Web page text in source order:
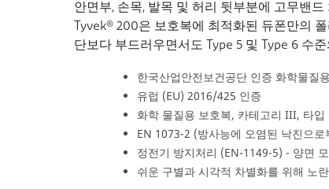
안면부, 손목, 발목 및 허리 뒷부분에 고무밴드
Tyvek® 200은 보호복에 최적화된 듀폰만의
단보다 부드러우면서도 Type 5 및 Type 6 수
한국산업안전보건공단 인증 화학물질
유럽 (EU) 2016/425 인증
화학 물질용 보호복, 카테고리 III, 타입
EN 1073-2 (방사능에 오염된 낙진으로
정전기 방지처리 (EN-1149-5) - 양면
쉬운 구별과 시각적 차별화를 위해 노